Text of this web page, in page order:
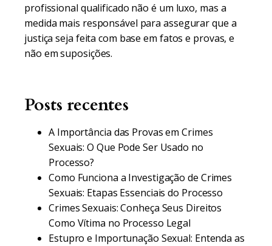
profissional qualificado não é um luxo, mas a
medida mais responsável para assegurar que a
justiça seja feita com base em fatos e provas, e
não em suposições.
Posts recentes
A Importância das Provas em Crimes
Sexuais: O Que Pode Ser Usado no
Processo?
Como Funciona a Investigação de Crimes
Sexuais: Etapas Essenciais do Processo
Crimes Sexuais: Conheça Seus Direitos
Como Vítima no Processo Legal
Estupro e Importunação Sexual: Entenda as